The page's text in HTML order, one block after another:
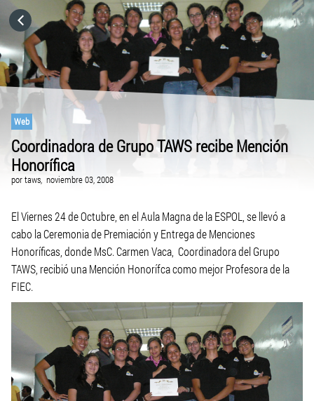
Web
Coordinadora de Grupo TAWS recibe Mención
Honorífica
portaws, noviembre 03, 2008
El Viernes 24 de Octubre, en el Aula Magna de la ESPOL, se llevó a
cabo la Ceremonia de Premiación y Entrega de Menciones
Honoríficas, donde MsC. Carmen Vaca, Coordinadora del Grupo
TAWS, recibió una Mención Honorífca como mejor Profesora de la
FIEC.
HOME
CATEGORÍAS